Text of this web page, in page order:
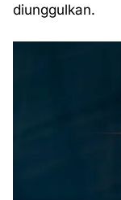
diunggulkan.